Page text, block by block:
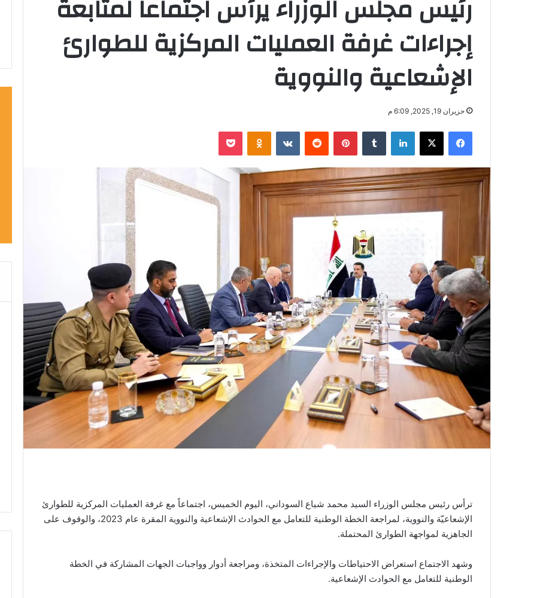
رئيس مجلس الوزراء يرأس اجتماعاً لمتابعة
إجراءات غرفة العمليات المركزية للطوارئ
الإشعاعية والنووية
حزيران 19, 2025, 6:09 م
فيسبوك ‫X لينكدإن بينتيريست Odnoklassniki
‫Pocket
ترأس رئيس مجلس الوزراء السيد محمد شياع السوداني، اليوم الخميس، اجتماعاً مع غرفة العمليات المركزية للطوارئ
الإشعاعيّة والنووية، لمراجعة الخطة الوطنية للتعامل مع الحوادث الإشعاعية والنووية المقرة عام 2023، والوقوف على
الجاهزية لمواجهة الطوارئ المحتملة.
وشهد الاجتماع استعراض الاحتياطات والإجراءات المتخذة، ومراجعة أدوار وواجبات الجهات المشاركة في الخطة
الوطنية للتعامل مع الحوادث الإشعاعية.